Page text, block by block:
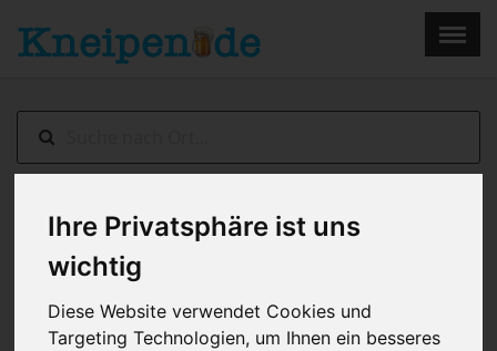
Ihre Privatsphäre ist uns
wichtig
Diese Website verwendet Cookies und
Targeting Technologien, um Ihnen ein besseres
Marktredwitz> Historischer Gasthof
zum goldenen Löwen
Menu ×
Impressum